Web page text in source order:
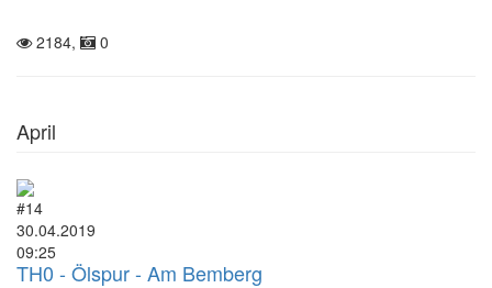
2184, 0
April
#14
30.04.2019
09:25
TH0 - Ölspur - Am Bemberg